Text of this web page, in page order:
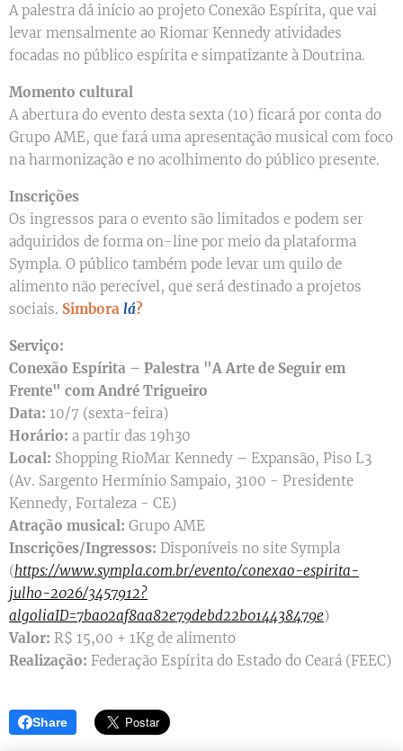
A palestra dá início ao projeto Conexão Espírita, que vai
levar mensalmente ao Riomar Kennedy atividades
focadas no público espírita e simpatizante à Doutrina.
Momento cultural
A abertura do evento desta sexta (10) ficará por conta do
Grupo AME, que fará uma apresentação musical com foco
na harmonização e no acolhimento do público presente.
Inscrições
Os ingressos para o evento são limitados e podem ser
adquiridos de forma on-line por meio da plataforma
Sympla. O público também pode levar um quilo de
alimento não perecível, que será destinado a projetos
sociais. Simbora lá?
Serviço:
Conexão Espírita – Palestra "A Arte de Seguir em
Frente" com André Trigueiro
Data: 10/7 (sexta-feira)
Horário: a partir das 19h30
Local: Shopping RioMar Kennedy – Expansão, Piso L3
(Av. Sargento Hermínio Sampaio, 3100 - Presidente
Kennedy, Fortaleza - CE)
Atração musical: Grupo AME
Inscrições/Ingressos: Disponíveis no site Sympla
(https://www.sympla.com.br/evento/conexao-espirita-
julho-2026/3457912?
algoliaID=7ba02af8aa82e79debd22b014438479e)
Valor: R$ 15,00 + 1Kg de alimento
Realização: Federação Espírita do Estado do Ceará (FEEC)
Share